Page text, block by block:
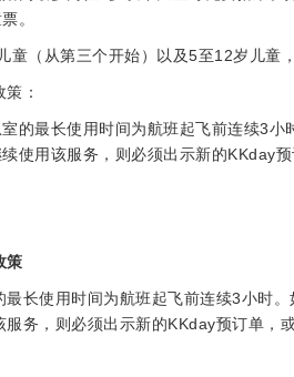
。
童（从第三个开始）以及5至12岁儿童
：
的最长使用时间为航班起飞前连续3
使用该服务，则必须出示新的KKday
策
最长使用时间为航班起飞前连续3小时
服务，则必须出示新的KKday预订单，